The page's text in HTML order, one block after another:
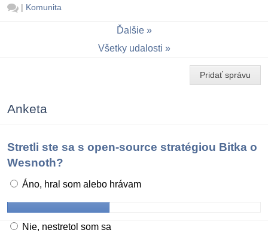
| Komunita
Ďalšie
Všetky udalosti
Pridať správu
Anketa
Stretli ste sa s open-source stratégiou Bitka o
Wesnoth?
Áno, hral som alebo hrávam
Nie, nestretol som sa